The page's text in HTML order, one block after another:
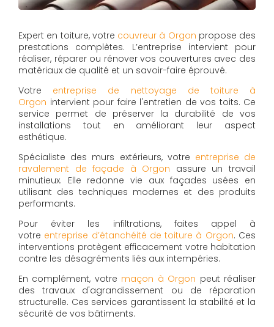
Expert en toiture, votre couvreur à Orgon propose des
prestations complètes. L’entreprise intervient pour
réaliser, réparer ou rénover vos couvertures avec des
matériaux de qualité et un savoir-faire éprouvé.
Votre entreprise de nettoyage de toiture à
Orgon intervient pour faire l'entretien de vos toits. Ce
service permet de préserver la durabilité de vos
installations tout en améliorant leur aspect
esthétique.
Spécialiste des murs extérieurs, votre entreprise de
ravalement de façade à Orgon assure un travail
minutieux. Elle redonne vie aux façades usées en
utilisant des techniques modernes et des produits
performants.
Pour éviter les infiltrations, faites appel à
votre entreprise d’étanchéité de toiture à Orgon. Ces
interventions protègent efficacement votre habitation
contre les désagréments liés aux intempéries.
En complément, votre maçon à Orgon peut réaliser
des travaux d'agrandissement ou de réparation
structurelle. Ces services garantissent la stabilité et la
sécurité de vos bâtiments.